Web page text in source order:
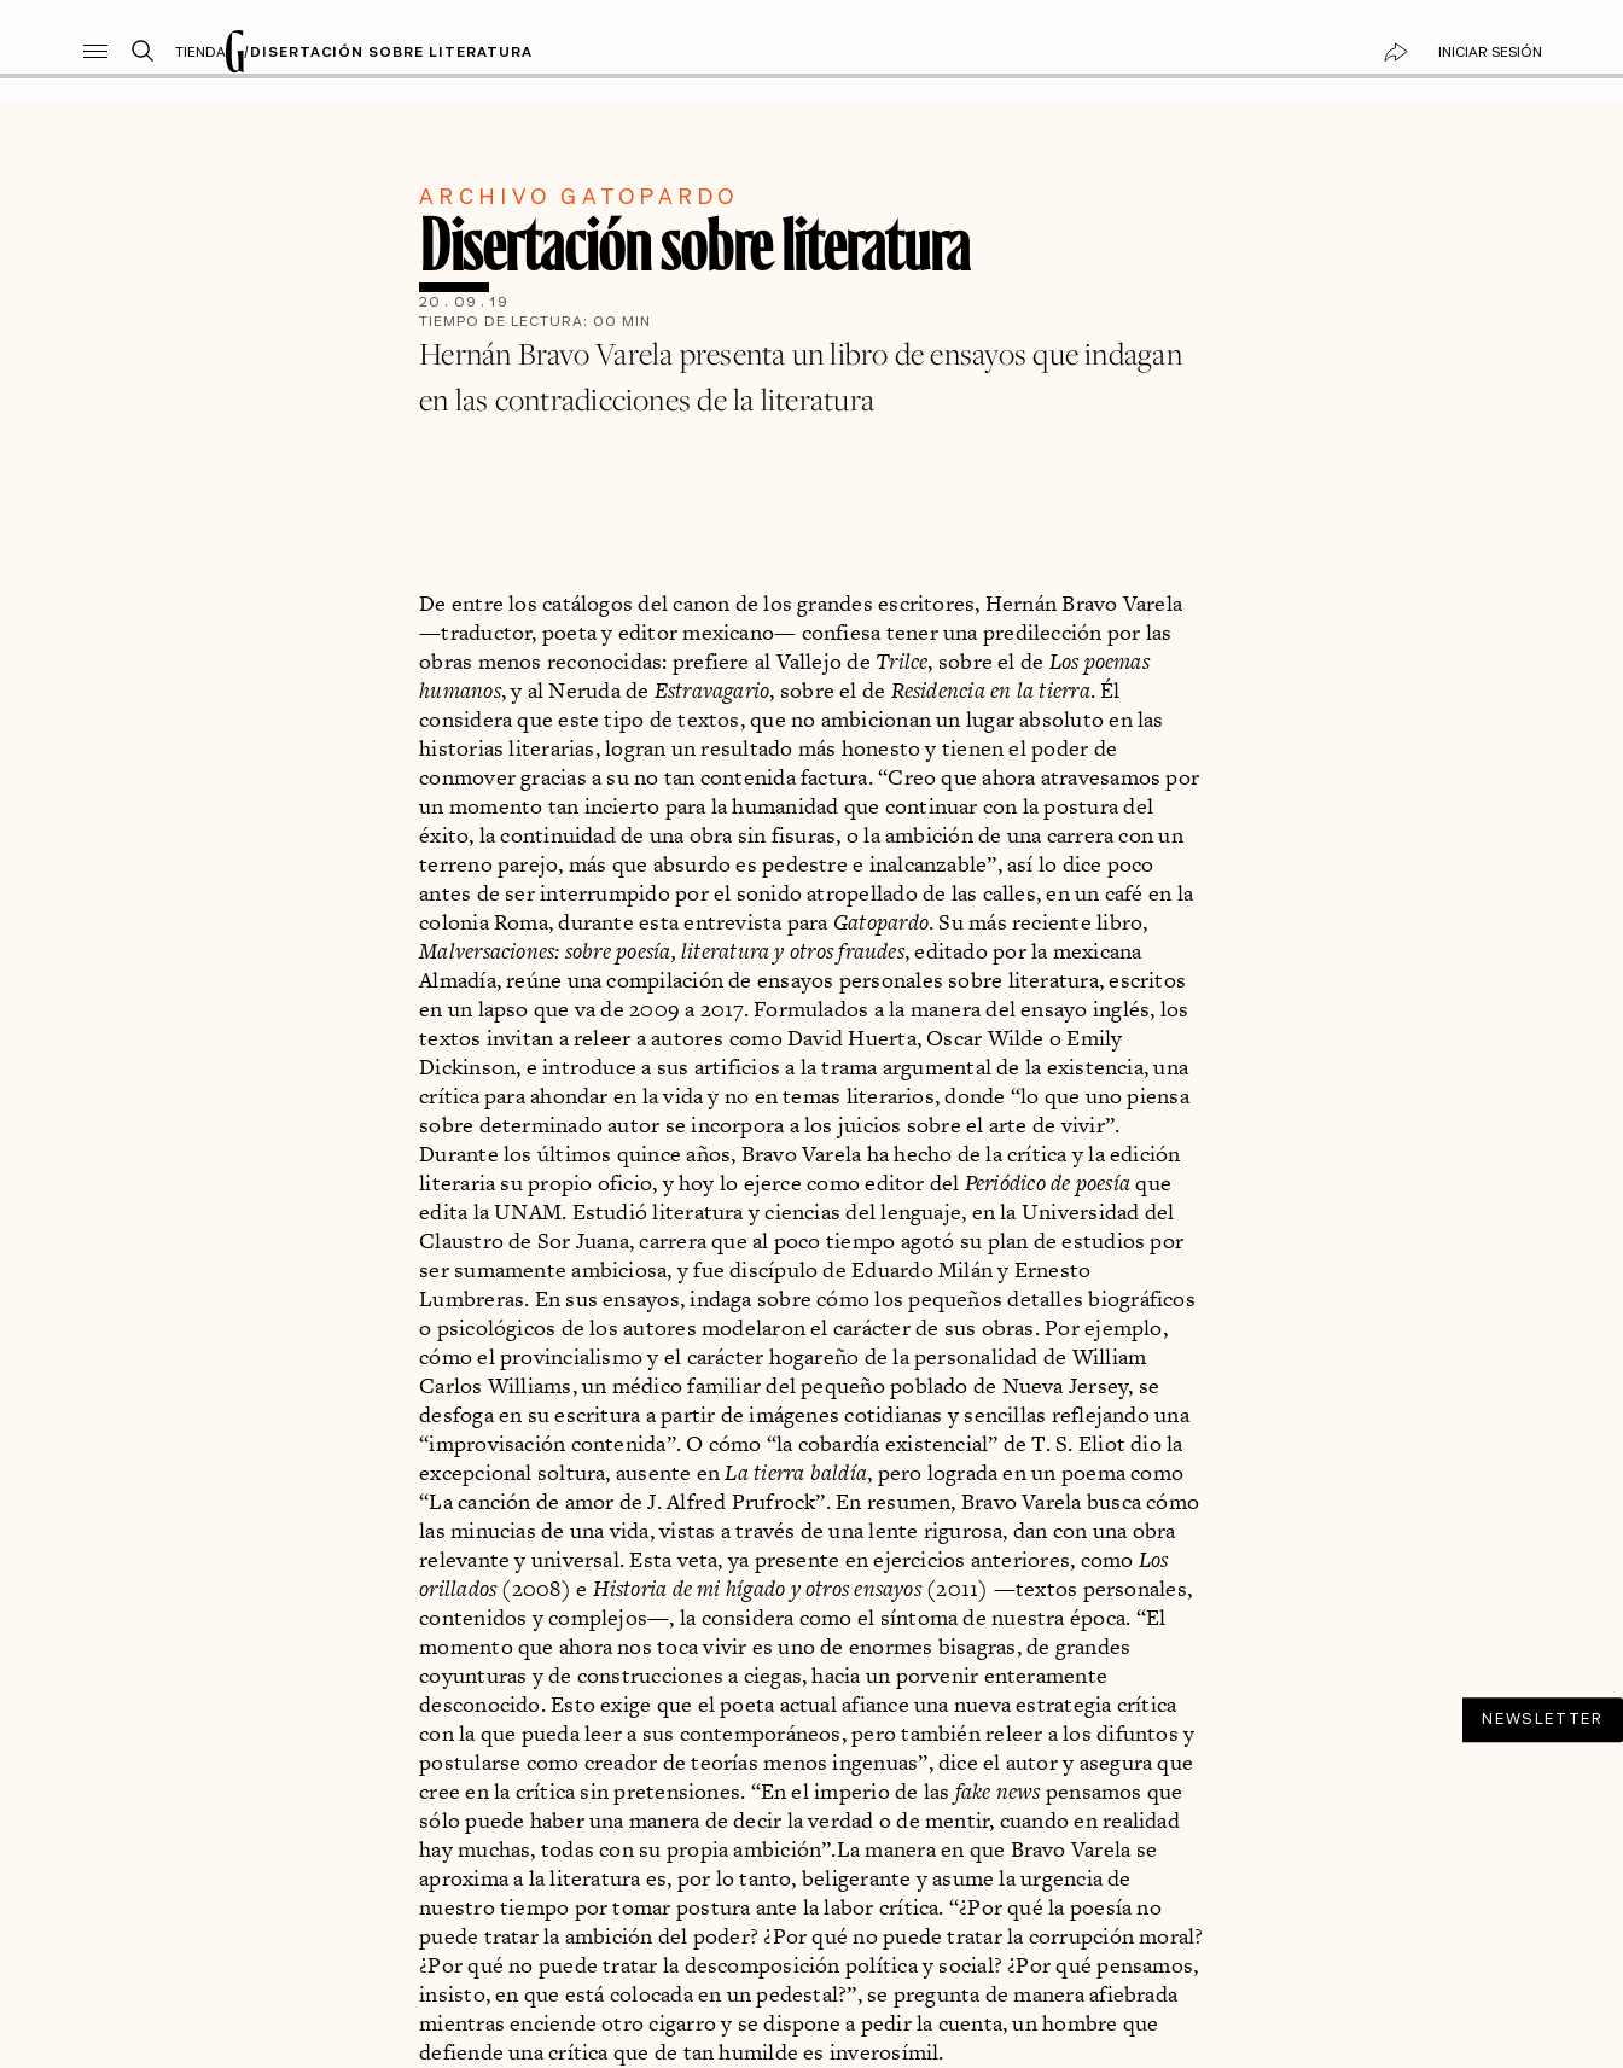
TIENDA /DISERTACIÓN SOBRE LITERATURA INICIAR SESIÓN
ARCHIVO GATOPARDO
Disertación sobre literatura
20 . 09 . 19
TIEMPO DE LECTURA: 00 MIN
Hernán Bravo Varela presenta un libro de ensayos que indagan
en las contradicciones de la literatura
De entre los catálogos del canon de los grandes escritores, Hernán Bravo Varela
—traductor, poeta y editor mexicano— confiesa tener una predilección por las
obras menos reconocidas: prefiere al Vallejo de Trilce, sobre el de Los poemas
humanos, y al Neruda de Estravagario, sobre el de Residencia en la tierra. Él
considera que este tipo de textos, que no ambicionan un lugar absoluto en las
historias literarias, logran un resultado más honesto y tienen el poder de
conmover gracias a su no tan contenida factura. “Creo que ahora atravesamos por
un momento tan incierto para la humanidad que continuar con la postura del
éxito, la continuidad de una obra sin fisuras, o la ambición de una carrera con un
terreno parejo, más que absurdo es pedestre e inalcanzable”, así lo dice poco
antes de ser interrumpido por el sonido atropellado de las calles, en un café en la
colonia Roma, durante esta entrevista para Gatopardo. Su más reciente libro,
Malversaciones: sobre poesía, literatura y otros fraudes, editado por la mexicana
Almadía, reúne una compilación de ensayos personales sobre literatura, escritos
en un lapso que va de 2009 a 2017. Formulados a la manera del ensayo inglés, los
textos invitan a releer a autores como David Huerta, Oscar Wilde o Emily
Dickinson, e introduce a sus artificios a la trama argumental de la existencia, una
crítica para ahondar en la vida y no en temas literarios, donde “lo que uno piensa
sobre determinado autor se incorpora a los juicios sobre el arte de vivir”.
Durante los últimos quince años, Bravo Varela ha hecho de la crítica y la edición
literaria su propio oficio, y hoy lo ejerce como editor del Periódico de poesíaque
edita la UNAM. Estudió literatura y ciencias del lenguaje, en la Universidad del
Claustro de Sor Juana, carrera que al poco tiempo agotó su plan de estudios por
ser sumamente ambiciosa, y fue discípulo de Eduardo Milán y Ernesto
Lumbreras. En sus ensayos, indaga sobre cómo los pequeños detalles biográficos
o psicológicos de los autores modelaron el carácter de sus obras. Por ejemplo,
cómo el provincialismo y el carácter hogareño de la personalidad de William
Carlos Williams, un médico familiar del pequeño poblado de Nueva Jersey, se
desfoga en su escritura a partir de imágenes cotidianas y sencillas reflejando una
“improvisación contenida”. O cómo “la cobardía existencial” de T. S. Eliot dio la
excepcional soltura, ausente enLa tierra baldía, pero lograda en un poema como
“La canción de amor de J. Alfred Prufrock”. En resumen, Bravo Varela busca cómo
las minucias de una vida, vistas a través de una lente rigurosa, dan con una obra
relevante y universal. Esta veta, ya presente en ejercicios anteriores, como Los
orillados(2008) e Historia de mi hígado y otros ensayos(2011) —textos personales,
contenidos y complejos—, la considera como el síntoma de nuestra época. “El
momento que ahora nos toca vivir es uno de enormes bisagras, de grandes
coyunturas y de construcciones a ciegas, hacia un porvenir enteramente
desconocido. Esto exige que el poeta actual afiance una nueva estrategia crítica
con la que pueda leer a sus contemporáneos, pero también releer a los difuntos y
postularse como creador de teorías menos ingenuas”, dice el autor y asegura que
cree en la crítica sin pretensiones. “En el imperio de las fake newspensamos que
sólo puede haber una manera de decir la verdad o de mentir, cuando en realidad
hay muchas, todas con su propia ambición”.La manera en que Bravo Varela se
aproxima a la literatura es, por lo tanto, beligerante y asume la urgencia de
nuestro tiempo por tomar postura ante la labor crítica. “¿Por qué la poesía no
puede tratar la ambición del poder? ¿Por qué no puede tratar la corrupción moral?
¿Por qué no puede tratar la descomposición política y social? ¿Por qué pensamos,
insisto, en que está colocada en un pedestal?”, se pregunta de manera afiebrada
mientras enciende otro cigarro y se dispone a pedir la cuenta, un hombre que
defiende una crítica que de tan humilde es inverosímil.
NEWSLETTER